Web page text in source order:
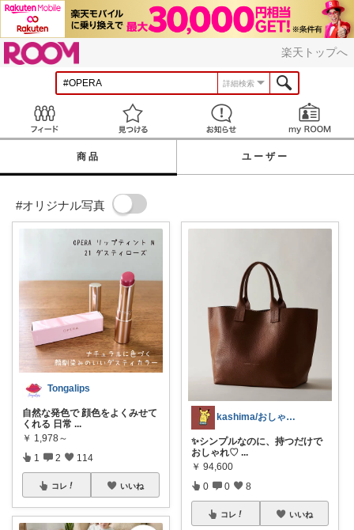
楽天トップへ
詳細検索
見つける お知らせ
商品 ユーザー
#オリジナル写真
Tongalips
自然な発色で 顔色をよくみせて
くれる 日常 ...
￥ 1,978～
1 2 114
コレ いいね
kashima/おしゃれ清潔感指南役
✨シンプルなのに、持つだけで
おしゃれ♡ ...
￥ 94,600
0 0 8
コレ いいね